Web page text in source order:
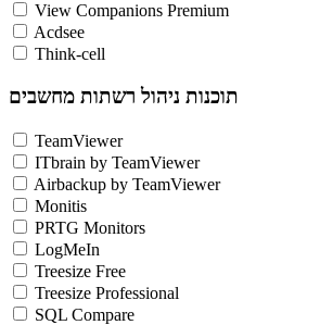
View Companions Premium
Acdsee
Think-cell
תוכנות ניהול רשתות מחשבים
TeamViewer
ITbrain by TeamViewer
Airbackup by TeamViewer
Monitis
PRTG Monitors
LogMeIn
Treesize Free
Treesize Professional
SQL Compare